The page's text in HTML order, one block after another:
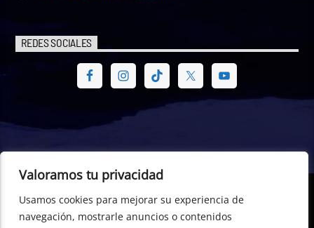
Valoramos tu privacidad
Usamos cookies para mejorar su experiencia de
navegación, mostrarle anuncios o contenidos
REDES SOCIALES
© Radio Hemisférica. Project of - Euro-American Committee of
Digital Law – CEA Digital Law, CTR- 698529, Dublin (Republic of